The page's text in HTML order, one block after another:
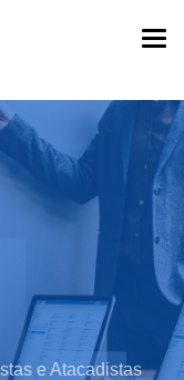
e Atacadistas